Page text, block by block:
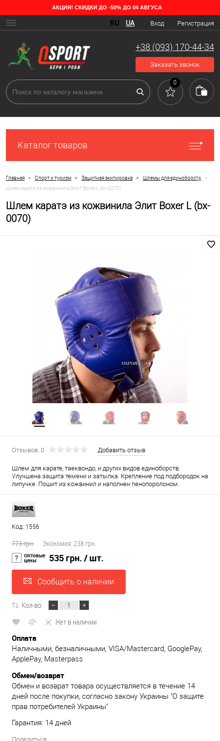
АКЦИЯ! СКИДКИ ДО -50% ДО 04 АВГУСА
Вход Регистрация
RU UA
+38 (093) 170-44-34
Заказать звонок
0
Каталог товаров
Главная > Спорт и туризм > Защитная экипировка > Шлемы для единоборств >
Шлем каратэ из кожвинила Элит Boxer L (bx-0070)
Шлем каратэ из кожвинила Элит Boxer L (bx-
0070)
Отзывов: 0 Добавить отзыв
Шлем для карате, таеквондо, и других видов единоборств.
Улучшена защита темени и затылка. Крепление под подбородок на
липучке. Пошит из кожвинил и наполнен пенопоролоном.
Код: 1556
773 грн. Экономия: 238 грн.
Оптовые
цены 535 грн. / шт.
Сообщить о наличии
Кол-во:
Нет в наличии
Оплата
Наличными, безналичными, VISA/Mastercard, GooglePay,
ApplePay, Masterpass
Обмен/возврат
Обмен и возврат товара осуществляется в течение 14
дней после покупки, согласно закону Украины "О защите
прав потребителей Украины"
Гарантия: 14 дней
Поделиться